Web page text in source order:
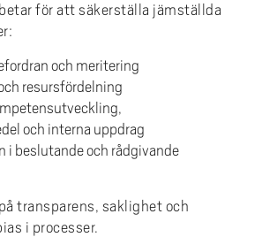
för att säkerställa jämställda
och meritering
resursfördelning
och interna uppdrag
i beslutande och rådgivande
transparens, saklighet och
i processer.